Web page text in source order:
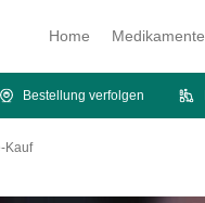
Home Medikamente
Bestellung verfolgen
Kauf